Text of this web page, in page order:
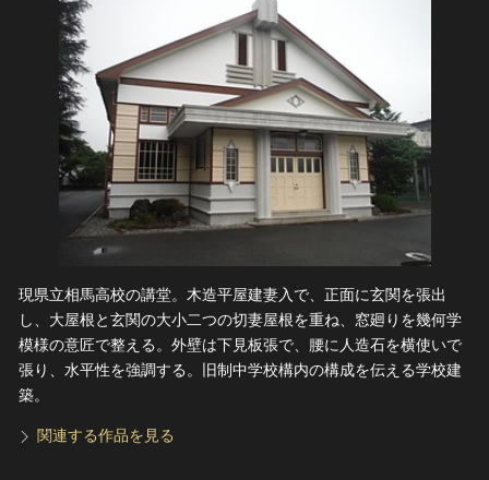
無形文化遺産
動画で見る無形の文化財
関連サイトリンク
サイトマップ
サイトのご意見はこちら
文化遺産データベース
国指定文化財等データベース
現県立相馬高校の講堂。木造平屋建妻入で、正面に玄関を張出
し、大屋根と玄関の大小二つの切妻屋根を重ね、窓廻りを幾何学
模様の意匠で整える。外壁は下見板張で、腰に人造石を横使いで
張り、水平性を強調する。旧制中学校構内の構成を伝える学校建
築。
関連する作品を見る